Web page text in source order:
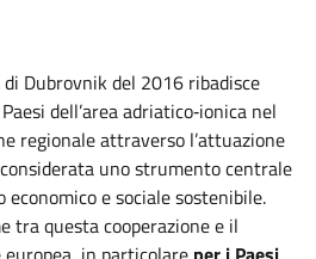
Dubrovnik del 2016 ribadisce
dell’areaadriatico‑ionica nel
regionale attraverso l’attuazione
uno strumento centrale
e sociale sostenibile.
tra questa cooperazione e il